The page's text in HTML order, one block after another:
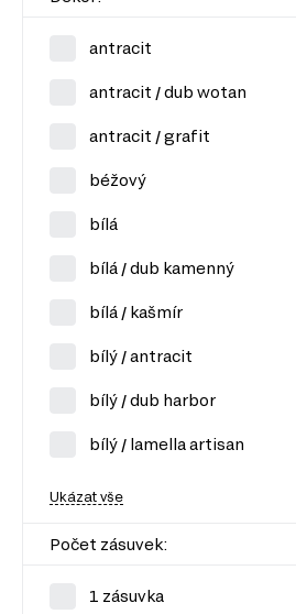
Ukázat vše
antracit
antracit / dub wotan
antracit / grafit
béžový
bílá
bílá / dub kamenný
bílá / kašmír
bílý / antracit
bílý / dub harbor
bílý / lamella artisan
Počet zásuvek:
1 zásuvka